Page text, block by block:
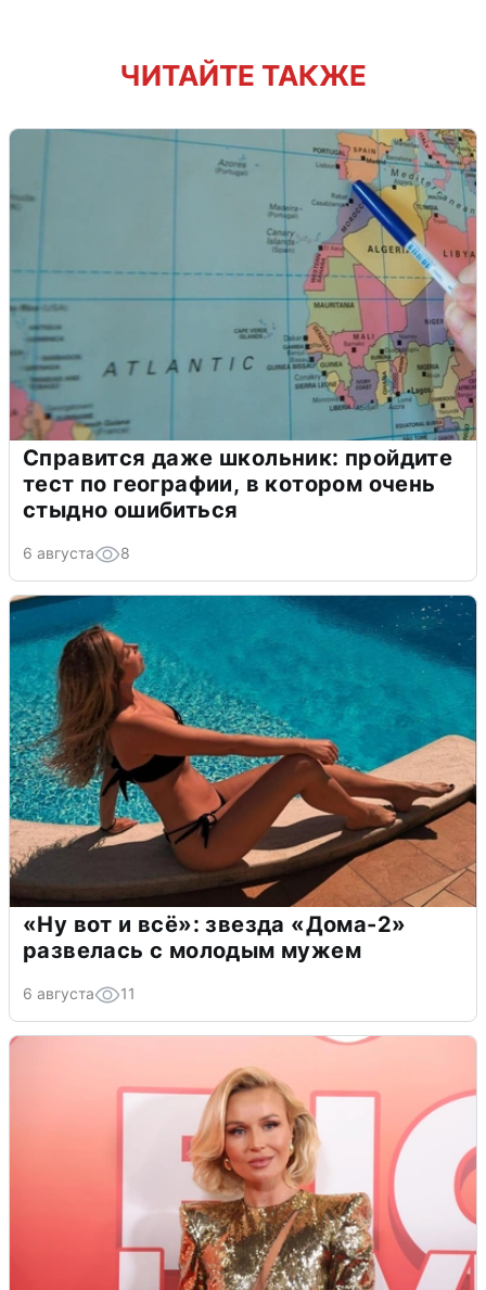
ЧИТАЙТЕ ТАКЖЕ
Справится даже школьник: пройдите
тест по географии, в котором очень
стыдно ошибиться
6 августа 8
«Ну вот и всё»: звезда «Дома-2»
развелась с молодым мужем
6 августа 11